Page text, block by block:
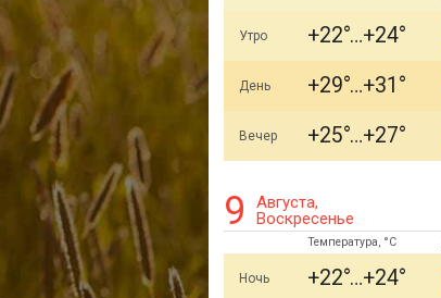
Утро +22 +24
День +29 +31
Вечер +25 +27
9
Августа,
Воскресенье
Температура, °C
Ночь +22 +24